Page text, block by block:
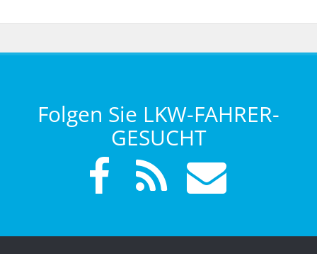
Folgen Sie LKW-FAHRER-
GESUCHT